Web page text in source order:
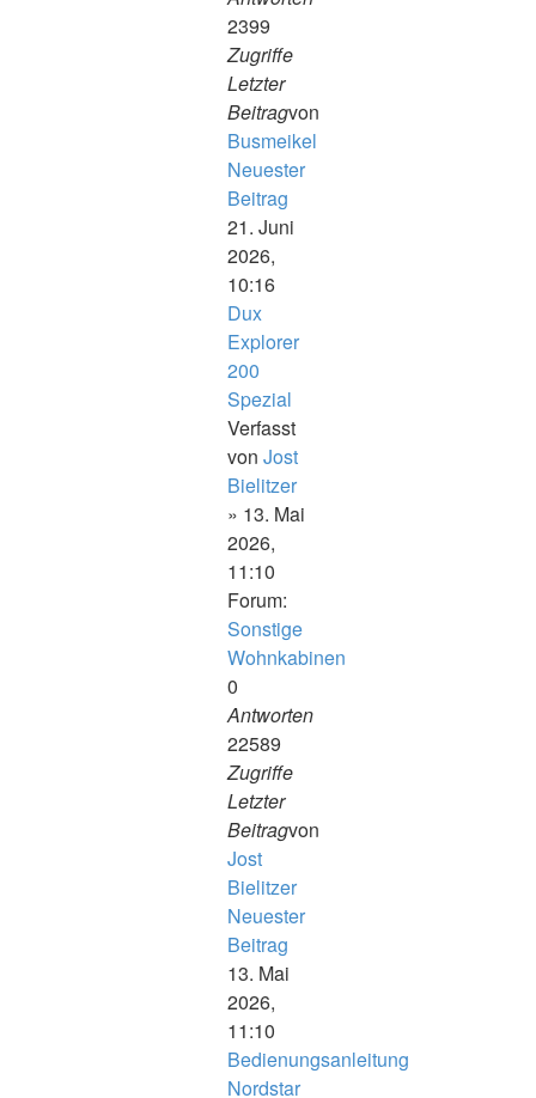
2399
Zugriffe
Letzter
Beitragvon
Busmeikel
Neuester
Beitrag
21. Juni
2026,
10:16
Dux
Explorer
200
Spezial
Verfasst
von Jost
Bielitzer
» 13. Mai
2026,
11:10
Forum:
Sonstige
Wohnkabinen
0
Antworten
22589
Zugriffe
Letzter
Beitragvon
Jost
Bielitzer
Neuester
Beitrag
13. Mai
2026,
11:10
Bedienungsanleitung
Nordstar